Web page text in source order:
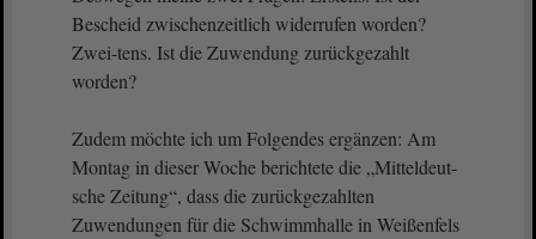
Bescheid zwischenzeitlich widerrufen worden?
Zwei-tens. Ist die Zuwendung zurückgezahlt
worden?
Zudem möchte ich um Folgendes ergänzen: Am
Montag in dieser Woche berichtete die „Mitteldeut-
sche Zeitung“, dass die zurückgezahlten
Zuwendungen für die Schwimmhalle in Weißenfels